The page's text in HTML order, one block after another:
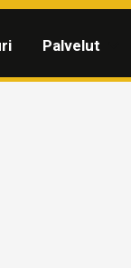
Palvelut